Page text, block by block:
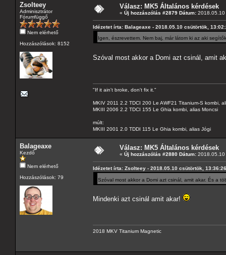
Zsolteey
Adminisztrátor
Fórumfüggő
Nem elérhető
Hozzászólások: 8152
Válasz: MK5 Általános kérdések
« Új hozzászólás #2879 Dátum: 2018.05.10
Idézetet írta: Balageaxe - 2018.05.10 csütörtök,
Igen, észrevettem. Nem baj, már látom ki az aki
Szóval most akkor a Domi azt csinál, amit
"If it ain't broke, don't fix it."
MKIV 2011 2.2 TDCI 200 Le AWF21 Titanium-S kombi,
MKIII 2006 2.2 TDCI 155 Le Ghia kombi, alias Moncsi
múlt:
MKIII 2001 2.0 TDDI 115 Le Ghia kombi, alias Jógi
Balageaxe
Kezdő
Nem elérhető
Hozzászólások: 79
Válasz: MK5 Általános kérdések
« Új hozzászólás #2880 Dátum: 2018.05.10
Idézetet írta: Zsolteey - 2018.05.10 csütörtök, 13:36:26
Szóval most akkor a Domi azt csinál, amit akar. És a
Mindenki azt csinál amit akar!
2018 MKV Titanium Magnetic